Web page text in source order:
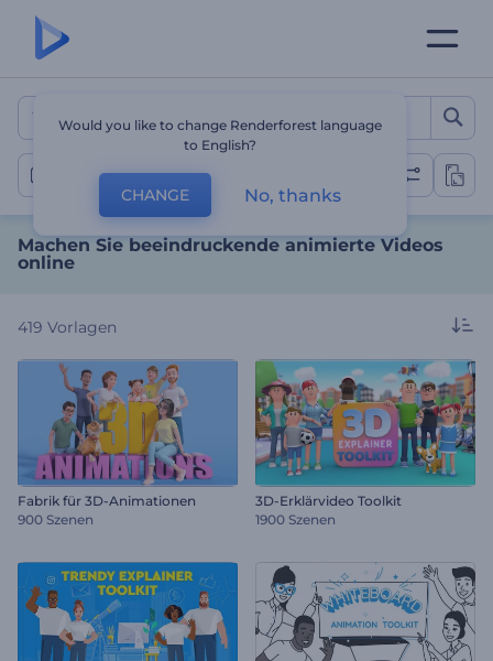
Machen Sie
Animation Videos
Machen Sie beeindruckende animierte Videos
online
419 Vorlagen
Fabrik für 3D-Animationen
900 Szenen
3D-Erklärvideo Toolkit
1900 Szenen
Would you like to change Renderforest language
to English?
CHANGE No, thanks